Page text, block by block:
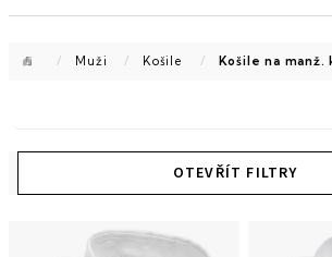
Domů
/ Muži / Košile / Košile na